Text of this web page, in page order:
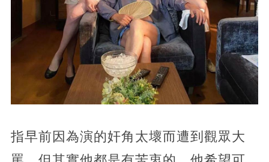
指早前因為演的奸角太壞而遭到觀眾大